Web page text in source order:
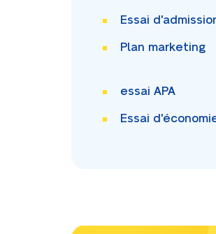
Essai
Plan marketing
essai APA
Essai